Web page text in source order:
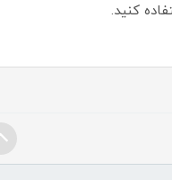
کنید.